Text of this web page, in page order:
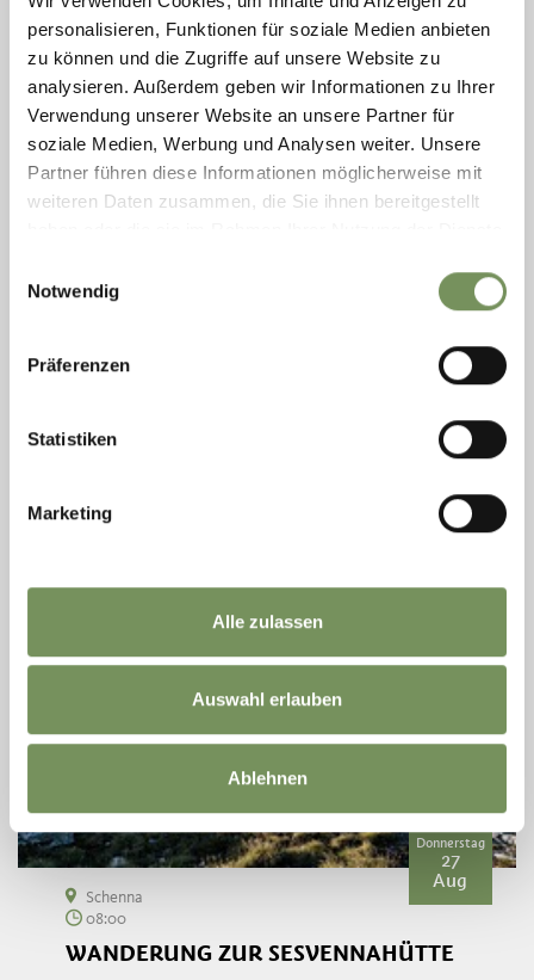
personalisieren, Funktionen für soziale Medien anbieten
zu können und die Zugriffe auf unsere Website zu
analysieren. Außerdem geben wir Informationen zu Ihrer
Verwendung unserer Website an unsere Partner für
soziale Medien, Werbung und Analysen weiter. Unsere
Partner führen diese Informationen möglicherweise mit
weiteren Daten zusammen, die Sie ihnen bereitgestellt
Notwendig
Präferenzen
Statistiken
Marketing
Alle zulassen
Auswahl erlauben
Ablehnen
Donnerstag
27
Aug
06:00
BUSAUSFLUG: VENEDIG - TAGESFAHRT IN
DIE LAGUNENSTADT
über Bassano, Cittadella und Padua nach Venedig. Ankunft um ca.
10.00 Uhr. Mit dem Schiff geht es nun zum Markusplatz, dem
Donnerstag
27
Aug
Schenna
08:00
WANDERUNG ZUR SESVENNAHÜTTE